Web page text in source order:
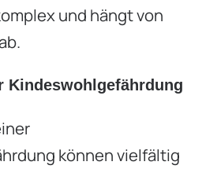
und hängt von
Kindeswohlgefährdung
können vielfältig